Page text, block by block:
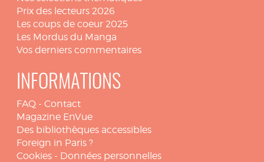
Prix des lecteurs 2026
Les coups de coeur 2025
Les Mordus du Manga
Vos derniers commentaires
INFORMATIONS
FAQ - Contact
Magazine EnVue
Des bibliothèques accessibles
Foreign in Paris ?
Cookies - Données personnelles